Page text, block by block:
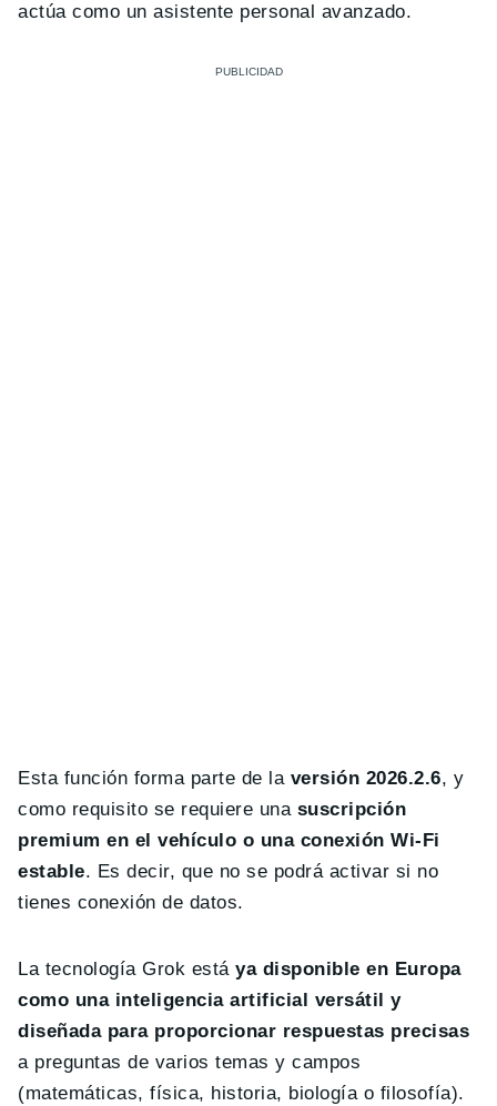
actúa como un asistente personal avanzado.
Esta función forma parte de la versión 2026.2.6, y
como requisito se requiere una suscripción
premium en el vehículo o una conexión Wi-Fi
estable. Es decir, que no se podrá activar si no
tienes conexión de datos.
La tecnología Grok estáya disponible en Europa
como una inteligencia artificial versátil y
diseñada para proporcionar respuestas precisas
a preguntas de varios temas y campos
(matemáticas, física, historia, biología o filosofía).